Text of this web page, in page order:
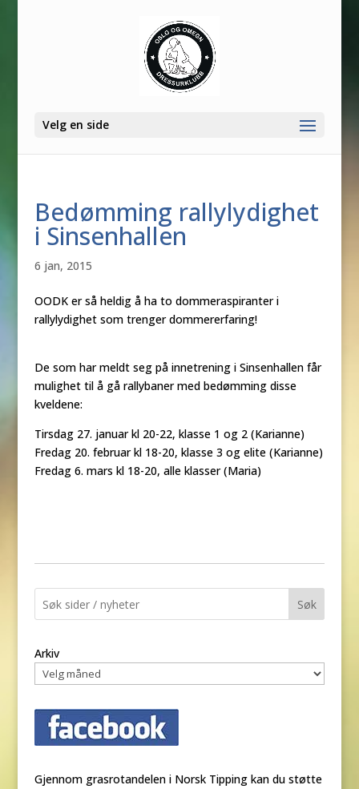
Velg en side
Bedømming rallylydighet
i Sinsenhallen
6 jan, 2015
OODK er så heldig å ha to dommeraspiranter i
rallylydighet som trenger dommererfaring!
De som har meldt seg på innetrening i Sinsenhallen får
mulighet til å gå rallybaner med bedømming disse
kveldene:
Tirsdag 27. januar kl 20-22, klasse 1 og 2 (Karianne)
Fredag 20. februar kl 18-20, klasse 3 og elite (Karianne)
Fredag 6. mars kl 18-20, alle klasser (Maria)
Søk
Arkiv
Gjennom grasrotandelen i Norsk Tipping kan du støtte